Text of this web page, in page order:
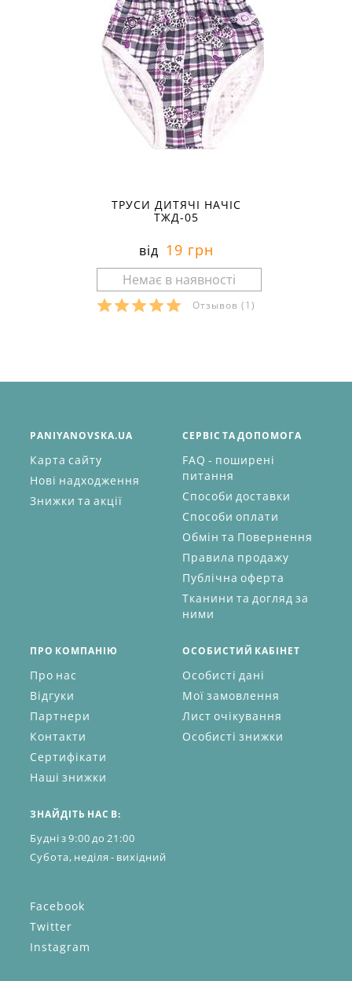
ТРУСИ ДИТЯЧІ НАЧІС
ТЖД-05
від 19 грн
Отзывов (1)
PANIYANOVSKA.UA
Карта сайту
Нові надходження
Знижки та акції
СЕРВІС ТА ДОПОМОГА
FAQ - поширені
питання
Способи доставки
Способи оплати
Обмін та Повернення
Правила продажу
Публічна оферта
Тканини та догляд за
ними
ПРО КОМПАНІЮ
Про нас
Відгуки
Партнери
Контакти
Сертифікати
Наші знижки
ОСОБИСТИЙ КАБІНЕТ
Особисті дані
Мої замовлення
Лист очікування
Особисті знижки
ЗНАЙДІТЬ НАС В:
Будні з 9:00 до 21:00
Субота, неділя - вихідний
Facebook
Twitter
Instagram